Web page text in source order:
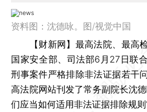
资料图：沈德咏。图/视觉中国
【财新网】 最高法院、最高
国家安全部、司法部6月27日联
刑事案件严格排除非法证据若干
高法院网站刊发了常务副院长沈
们应当如何适用非法证据排除规则